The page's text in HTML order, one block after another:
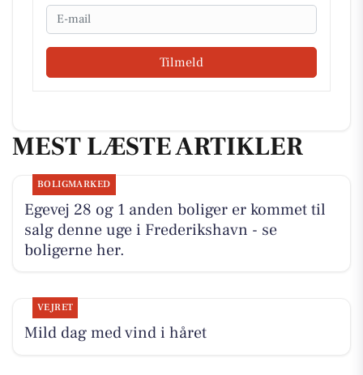
Email
Tilmeld
MEST LÆSTE ARTIKLER
BOLIGMARKED
Egevej 28 og 1 anden boliger er kommet til
salg denne uge i Frederikshavn - se
boligerne her.
VEJRET
Mild dag med vind i håret